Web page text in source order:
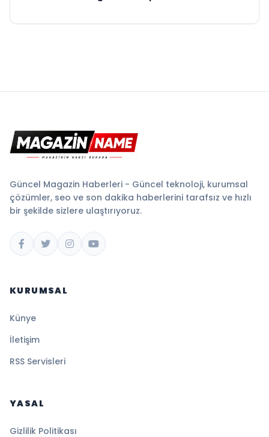
Güncel Magazin Haberleri - Güncel teknoloji, kurumsal
çözümler, seo ve son dakika haberlerini tarafsız ve hızlı
bir şekilde sizlere ulaştırıyoruz.
KURUMSAL
Künye
İletişim
RSS Servisleri
YASAL
Gizlilik Politikası